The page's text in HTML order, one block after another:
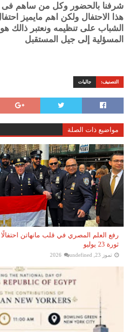
شرفنا بالحضور وكل من ساهم فى
هذا الاحتفال ولكن اهم مايميز
الشباب على تنظيمه ونعتبر ذالك
المسؤلية إلى جيل المستقبل
التصنيف: جاليات
مواضيع ذات الصلة
رفع العلم المصري في قلب مانهاتن
ثورة 23 يوليو
تموز 23, 2026 undefined